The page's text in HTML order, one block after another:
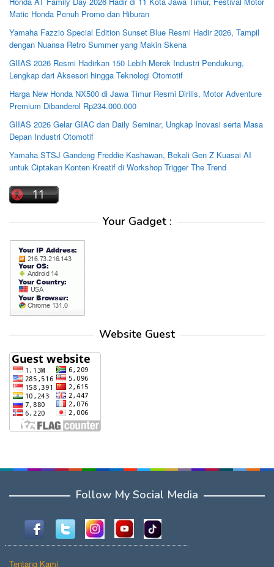
Matic Honda Penuh Promo dan Hiburan
Yamaha Fazzio Special Edition Sunset Blue Resmi Hadir 2026, Tampil
dengan Nuansa Retro Summer yang Makin Skena
GIIAS 2026 Resmi Hadirkan 150 Lebih Merek Industri Pendukung,
Lengkap dari Aksesori hingga Teknologi Otomotif
Harga New Honda NX500 di Jawa Timur Resmi Dirilis, Motor Adventure
Premium Dibanderol Rp234.000.000
GIIAS 2026 Gelar GIAC dan Daily Seminar, Ungkap Inovasi serta Masa
Depan Industri Otomotif
Yamaha STSJ Gandeng Freddie Kashawan, Bekali Gen Z Kuasai AI
untuk Ciptakan Konten Kreatif di Workshop Trigger The Trend
Your Gadget :
Website Guest
Follow My Social Media
Tentang Kami